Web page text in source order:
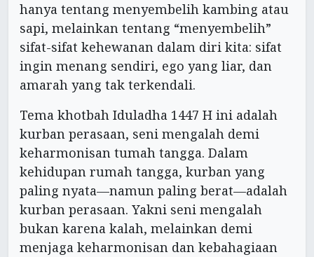
hanya tentang menyembelih kambing atau
sapi, melainkan tentang “menyembelih”
sifat-sifat kehewanan dalam diri kita: sifat
ingin menang sendiri, ego yang liar, dan
amarah yang tak terkendali.
Tema khotbah Iduladha 1447 H ini adalah
kurban perasaan, seni mengalah demi
keharmonisan tumah tangga. Dalam
kehidupan rumah tangga, kurban yang
paling nyata—namun paling berat—adalah
kurban perasaan. Yakni seni mengalah
bukan karena kalah, melainkan demi
menjaga keharmonisan dan kebahagiaan